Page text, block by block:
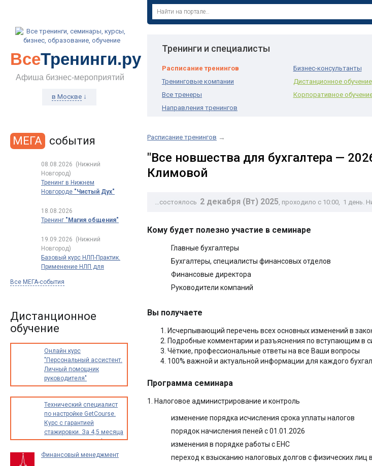
ВсеТренинги.ру
Афиша бизнес-мероприятий
в Москве ↓
Тренинги и специалисты
Расписание тренингов
Тренинговые компании
Все тренеры
Направления тренингов
Бизнес-консультанты
Дистанционное обучение
Корпоративное
Расписание тренингов →
"Все новшества для бухгалтера —
Климовой
…состоялось 2 декабря (Вт) 2025, проходило с 10:00, 1 день.
Кому будет полезно участие в семинаре
Главные бухгалтеры
Бухгалтеры, специалисты финансовых отделов
Финансовые директора
Руководители компаний
Вы получаете
Исчерпывающий перечень всех основных изменений в
Подробные комментарии и разъяснения по вступающим в
Чёткие, профессиональные ответы на все Ваши вопросы
100% важной и актуальной информации для каждого
Программа семинара
1. Налоговое администрирование и контроль
изменение порядка исчисления срока уплаты налогов
порядок начисления пеней с 01.01.2026
изменения в порядке работы с ЕНС
переход к взысканию налоговых долгов с физических лиц
МЕГА события
08.08.2026 (Нижний
Новгород)
Тренинг в Нижнем
Новгороде "Чистый Дух"
18.08.2026
Тренинг "Магия общения"
19.09.2026 (Нижний
Новгород)
Базовый курс НЛП-Практик.
Применение НЛП для
Полный
по международным
стандартам
Все МЕГА-события
Дистанционное
обучение
Онлайн курс
"Персональный ассистент.
Личный помощник
руководителя"
Технический специалист
по настройке GetCourse.
Курс с гарантией
стажировки. За 4,5 месяца
освоите новую профессию
до 70 000 рублей в месяц
Финансовый менеджмент